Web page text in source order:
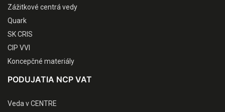
Zážitkové centrá vedy
Quark
SK CRIS
CIP VVI
Koncepčné materiály
PODUJATIA NCP VAT
Veda v CENTRE